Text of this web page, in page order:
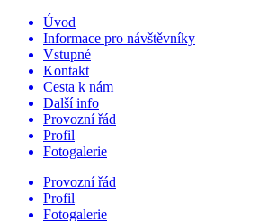
Úvod
Informace pro návštěvníky
Vstupné
Kontakt
Cesta k nám
Další info
Provozní řád
Profil
Fotogalerie
Provozní řád
Profil
Fotogalerie